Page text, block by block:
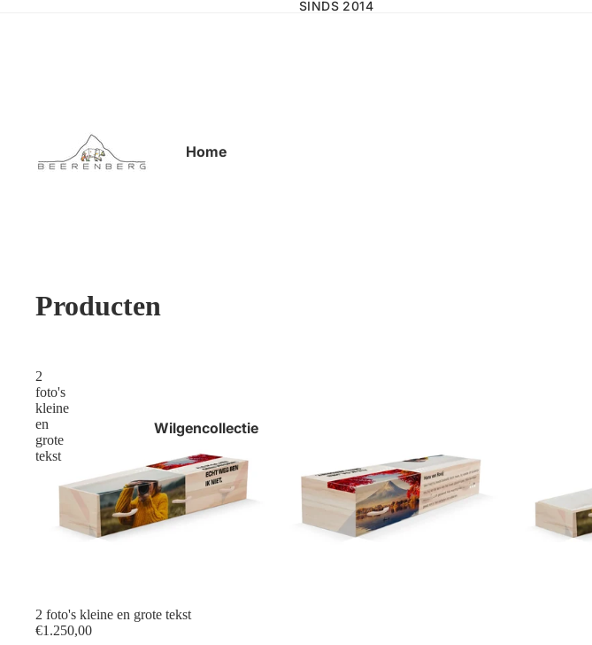
SINDS 2014
Home
Wilgencollectie
Producten
2
foto's
kleine
en
grote
tekst
2 foto's kleine en grote tekst
€1.250,00